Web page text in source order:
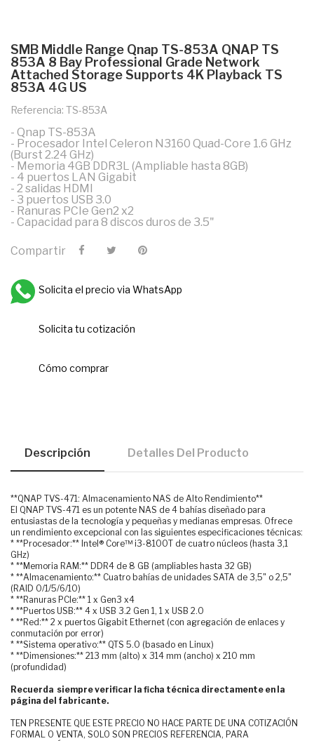
SMB Middle Range Qnap TS-853A QNAP TS
853A 8 Bay Professional Grade Network
Attached Storage Supports 4K Playback TS
853A 4G US
Referencia: TS-853A
- Qnap TS-853A
- Procesador Intel Celeron N3160 Quad-Core 1.6 GHz
(Burst 2.24 GHz)
- Memoria 4GB DDR3L (Ampliable hasta 8GB)
- 4 puertos LAN Gigabit
- 2 salidas HDMI
- 3 puertos USB 3.0
- Ranuras PCIe Gen2 x2
- Capacidad para 8 discos duros de 3.5"
Compartir
Solicita el precio via WhatsApp
Solicita tu cotización
Cómo comprar
Descripción Detalles Del Producto
**QNAP TVS-471: Almacenamiento NAS de Alto Rendimiento**
El QNAP TVS-471 es un potente NAS de 4 bahías diseñado para
entusiastas de la tecnología y pequeñas y medianas empresas. Ofrece
un rendimiento excepcional con las siguientes especificaciones técnicas:
* **Procesador:** Intel® Core™ i3-8100T de cuatro núcleos (hasta 3,1
GHz)
* **Memoria RAM:** DDR4 de 8 GB (ampliables hasta 32 GB)
* **Almacenamiento:** Cuatro bahías de unidades SATA de 3,5" o 2,5"
(RAID 0/1/5/6/10)
* **Ranuras PCIe:** 1 x Gen3 x4
* **Puertos USB:** 4 x USB 3.2 Gen 1, 1 x USB 2.0
* **Red:** 2 x puertos Gigabit Ethernet (con agregación de enlaces y
conmutación por error)
* **Sistema operativo:** QTS 5.0 (basado en Linux)
* **Dimensiones:** 213 mm (alto) x 314 mm (ancho) x 210 mm
(profundidad)
Recuerda siempre verificar la ficha técnica directamente en la
página del fabricante.
TEN PRESENTE QUE ESTE PRECIO NO HACE PARTE DE UNA COTIZACIÓN
FORMAL O VENTA, SOLO SON PRECIOS REFERENCIA, PARA